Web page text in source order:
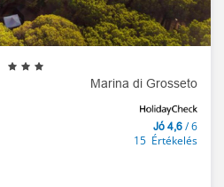
Marina di Grosseto
Jó 4,6 / 6
15 Értékelés